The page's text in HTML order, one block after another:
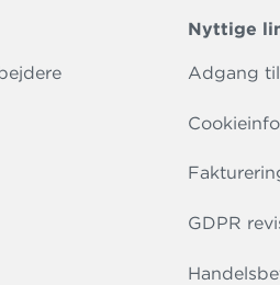
Nyttige
Adgang
GDPR